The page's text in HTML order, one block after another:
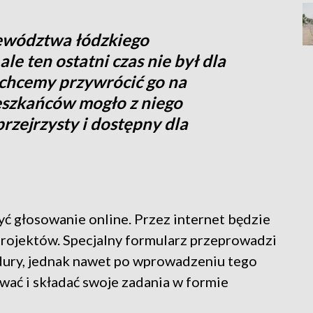
łódzkiego
ten ostatni czas nie był dla
przywrócić go na
mogło z niego
i dostępny dla
głosowanie online. Przez internet będzie
Specjalny formularz przeprowadzi
jednak nawet po wprowadzeniu tego
i składać swoje zadania w formie